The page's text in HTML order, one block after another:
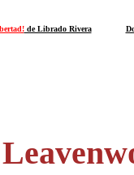
de Librado Rivera